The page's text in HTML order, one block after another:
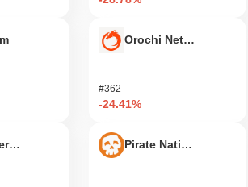
Token
Orochi Network
#362
-24.41%
Pirate Nation Token